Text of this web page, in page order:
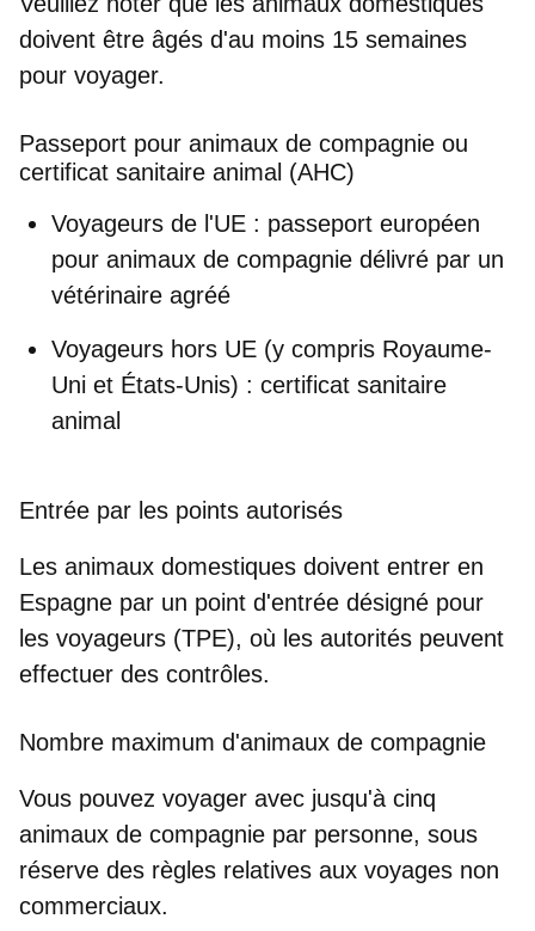
doivent être âgés d'au moins 15 semaines
pour voyager.
Passeport pour animaux de compagnie ou
certificat sanitaire animal (AHC)
Voyageurs de l'UE : passeport européen
pour animaux de compagnie délivré par un
vétérinaire agréé
Voyageurs hors UE (y compris Royaume-
Uni et États-Unis) : certificat sanitaire
animal
Entrée par les points autorisés
Les animaux domestiques doivent entrer en
Espagne par un point d'entrée désigné pour
les voyageurs (TPE), où les autorités peuvent
effectuer des contrôles.
Nombre maximum d'animaux de compagnie
Vous pouvez voyager avec jusqu'à cinq
animaux de compagnie par personne, sous
réserve des règles relatives aux voyages non
commerciaux.